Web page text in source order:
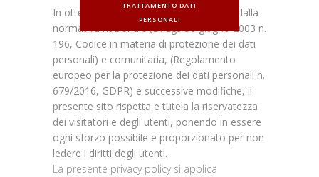
TRATTAMENTO DATI
PERSONALI
In ottemperanza degli obblighi derivanti dalla
normativa nazionale (D. Lgs 30 giugno 2003 n.
196, Codice in materia di protezione dei dati
personali) e comunitaria, (Regolamento
europeo per la protezione dei dati personali n.
679/2016, GDPR) e successive modifiche, il
presente sito rispetta e tutela la riservatezza
dei visitatori e degli utenti, ponendo in essere
ogni sforzo possibile e proporzionato per non
ledere i diritti degli utenti.
La presente privacy policy si applica